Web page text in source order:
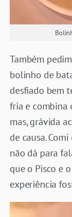
Também
bolinho de
desfiado bem
fria e combina
mas, grávida
de causa.
não dá para
que o Pisco e
experiência